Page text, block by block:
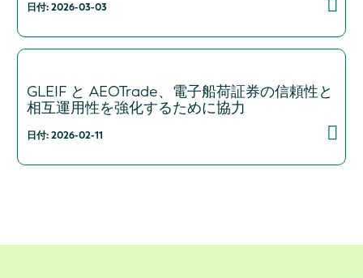
日付: 2026-03-03
GLEIF と AEOTrade、電子船荷証券の信頼性と
相互運用性を強化するために協力
日付: 2026-02-11